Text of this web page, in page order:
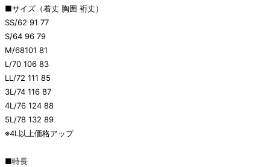
■サイズ（着丈 胸囲 裄丈）
SS/62 91 77
S/64 96 79
M/68101 81
L/70 106 83
LL/72 111 85
3L/74 116 87
4L/76 124 88
5L/78 132 89
※4L以上価格アップ
■特長